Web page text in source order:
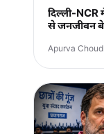
दिल्ली-
से जनजीवन
Apurva